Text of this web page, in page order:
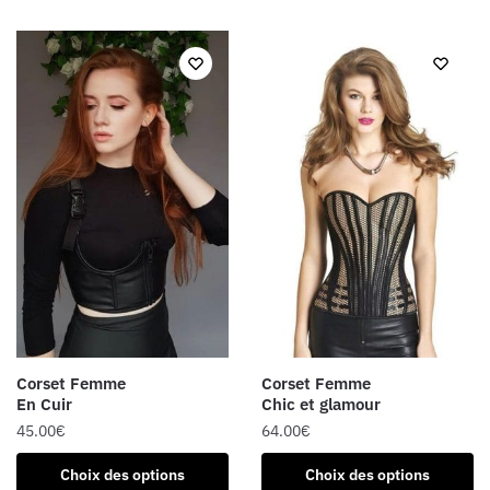
plusieurs
variations.
options
peuvent
être
choisies
sur
page
du
produit
variations.
options
peuvent
choisies
produit
Corset Femme
En Cuir
45.00€
Choix des options
Corset Femme
Chic et glamour
64.00€
Choix des options